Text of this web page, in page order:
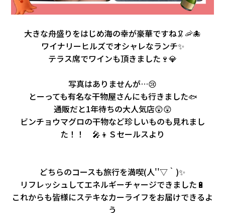
大きな舟盛りをはじめ海の幸が豪華ですね🦑🦐🐙
ワイナリーヒルズでオシャレなランチ✨
テラス席でワインも頂きました🍷💎
写真はありませんが…😢
とーっても有名な干物屋さんにも行きました🐟
通販だと1年待ちの大人気店😲😲
ビンチョウマグロの干物など珍しいものも見れまし
た！！ 🎤👦Ｓセールスより
どちらのコースも旅行を満喫(人''▽｀)✨
リフレッシュしてエネルギーチャージできました🔋
これからも皆様にステキなカーライフをお届けできるよ
う